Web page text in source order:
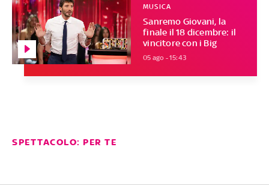
Sanremo Giovani, la
finale il 18 dicembre: il
vincitore con i Big
MUSICA
05 ago - 15:43
SPETTACOLO: PER TE